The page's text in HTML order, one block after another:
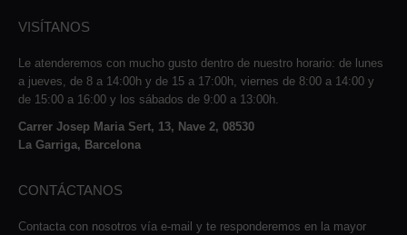
VISÍTANOS
Le atenderemos con mucho gusto dentro de nuestro horario: de lunes
a jueves, de 8 a 14:00h y de 15 a 17:00h, viernes de 8:00 a 14:00 y
de 15:00 a 16:00 y los sábados de 9:00 a 13:00h.
Carrer Josep Maria Sert, 13, Nave 2, 08530
La Garriga, Barcelona
CONTÁCTANOS
Contacta con nosotros vía e-mail y te responderemos en la mayor